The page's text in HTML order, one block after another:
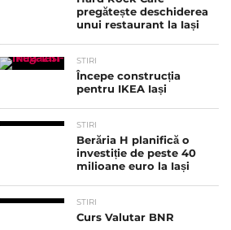
pregătește deschiderea
unui restaurant la Iași
STIRI
Începe construcția
pentru IKEA Iași
STIRI
Berăria H planifică o
investiție de peste 40
milioane euro la Iași
STIRI
Curs Valutar BNR